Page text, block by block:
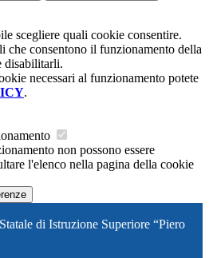
scegliere quali cookie consentire.
che consentono il funzionamento della
disabilitarli.
necessari al funzionamento potete
.
non possono essere
l'elenco nella pagina della cookie
di Istruzione Superiore “Piero